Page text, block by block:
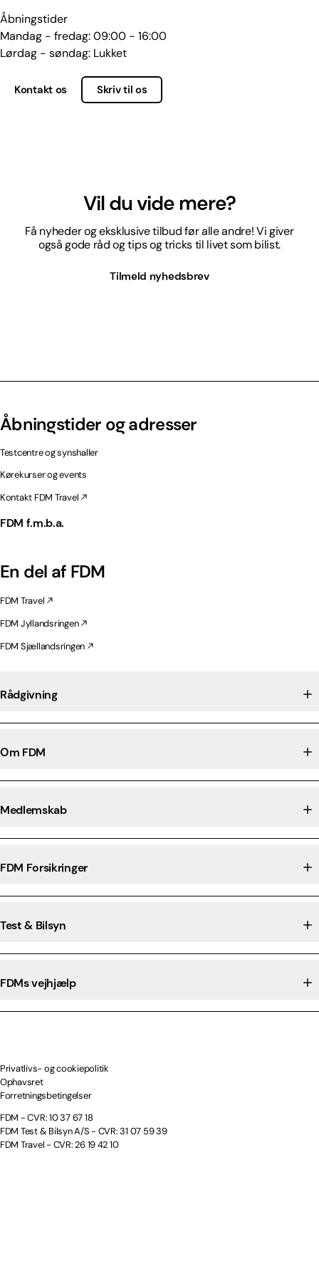
Åbningstider
Mandag - fredag: 09:00 - 16:00
Lørdag - søndag: Lukket
Kontakt os Skriv til os
Vil du vide mere?
Få nyheder og eksklusive tilbud før alle andre! Vi giver
også gode råd og tips og tricks til livet som bilist.
Tilmeld nyhedsbrev
Åbningstider og adresser
Testcentre og synshaller
Kørekurser og events
Kontakt FDM Travel
FDM f.m.b.a.
En del af FDM
FDM Travel
FDM Jyllandsringen
FDM Sjællandsringen
Rådgivning
Om FDM
Medlemskab
FDM Forsikringer
Test & Bilsyn
FDMs vejhjælp
Privatlivs- og cookiepolitik
Ophavsret
Forretningsbetingelser
FDM - CVR: 10 37 67 18
FDM Test & Bilsyn A/S - CVR: 31 07 59 39
FDM Travel - CVR: 26 19 42 10